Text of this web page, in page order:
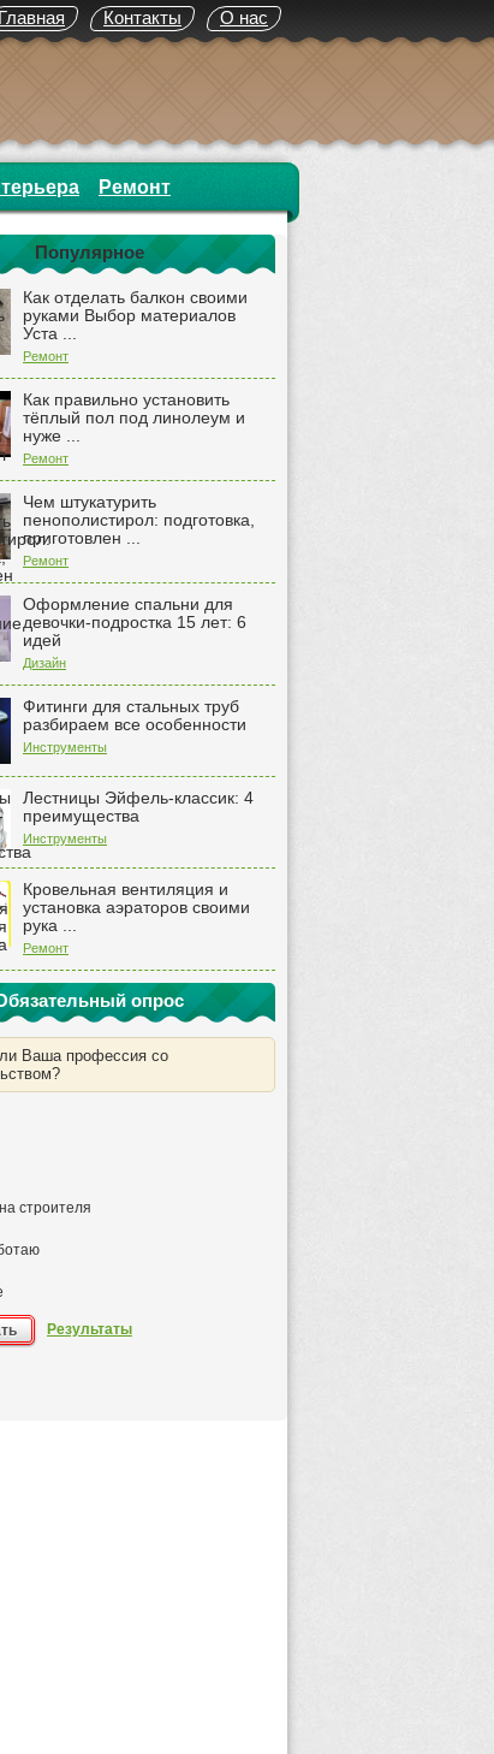
О нас
Контакты
Главная
Ремонт
Популярное
Как отделать балкон своими
руками Выбор материалов
Уста ...
Ремонт
Как правильно установить
тёплый пол под линолеум и
нуже ...
Ремонт
Чем штукатурить
пенополистирол: подготовка,
приготовлен ...
Ремонт
Оформление спальни для
девочки-подростка 15 лет: 6
идей
Дизайн
Фитинги для стальных труб
разбираем все особенности
Инструменты
Лестницы Эйфель-классик: 4
преимущества
Инструменты
Кровельная вентиляция и
установка аэраторов своими
рука ...
Ремонт
опрос
Ваша профессия со
строителя
Результаты